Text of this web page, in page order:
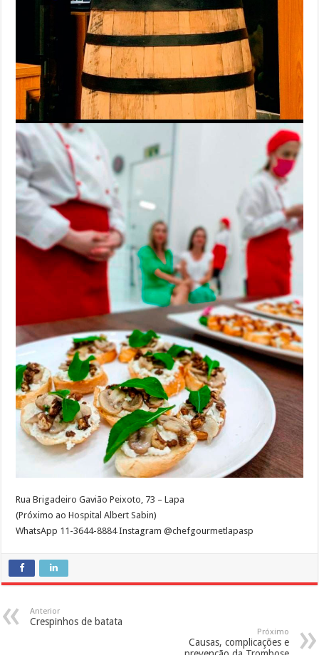
Rua Brigadeiro Gavião Peixoto, 73 – Lapa
(Próximo ao Hospital Albert Sabin)
WhatsApp 11-3644-8884 Instagram @chefgourmetlapasp
Anterior
Crespinhos de batata
Próximo
Causas, complicações e